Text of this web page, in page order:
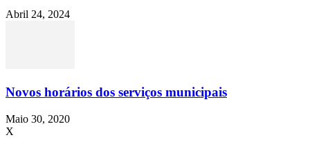
Abril 24, 2024
Novos horários dos serviços municipais
Maio 30, 2020
X